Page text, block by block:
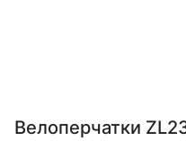
Велоперчатки